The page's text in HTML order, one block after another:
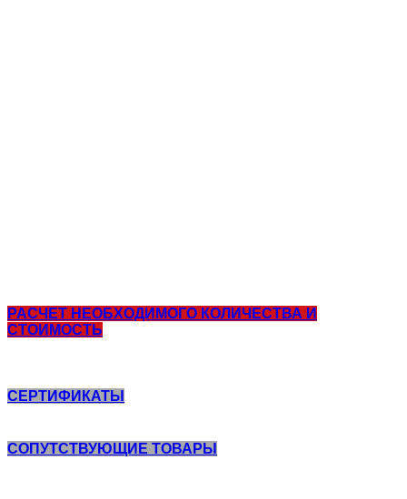
РАСЧЕТ НЕОБХОДИМОГО КОЛИЧЕСТВА И
СТОИМОСТЬ
СЕРТИФИКАТЫ
СОПУТСТВУЮЩИЕ ТОВАРЫ